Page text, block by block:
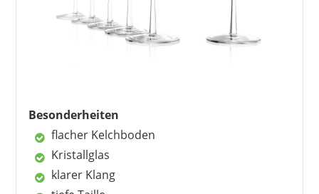
sehr stabil
spülmaschinentauglich
sehr hoch
Besonderheiten
flacher Kelchboden
Kristallglas
klarer Klang